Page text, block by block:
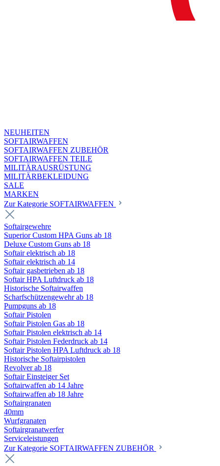
NEUHEITEN
SOFTAIRWAFFEN
SOFTAIRWAFFEN ZUBEHÖR
SOFTAIRWAFFEN TEILE
MILITÄRAUSRÜSTUNG
MILITÄRBEKLEIDUNG
SALE
MARKEN
Zur Kategorie SOFTAIRWAFFEN
Softairgewehre
Superior Custom HPA Guns ab 18
Deluxe Custom Guns ab 18
Softair elektrisch ab 18
Softair elektrisch ab 14
Softair gasbetrieben ab 18
Softair HPA Luftdruck ab 18
Historische Softairwaffen
Scharfschützengewehr ab 18
Pumpguns ab 18
Softair Pistolen
Softair Pistolen Gas ab 18
Softair Pistolen elektrisch ab 14
Softair Pistolen Federdruck ab 14
Softair Pistolen HPA Luftdruck ab 18
Historische Softairpistolen
Revolver ab 18
Softair Einsteiger Set
Softairwaffen ab 14 Jahre
Softairwaffen ab 18 Jahre
Softairgranaten
40mm
Wurfgranaten
Softairgranatwerfer
Serviceleistungen
Zur Kategorie SOFTAIRWAFFEN ZUBEHÖR